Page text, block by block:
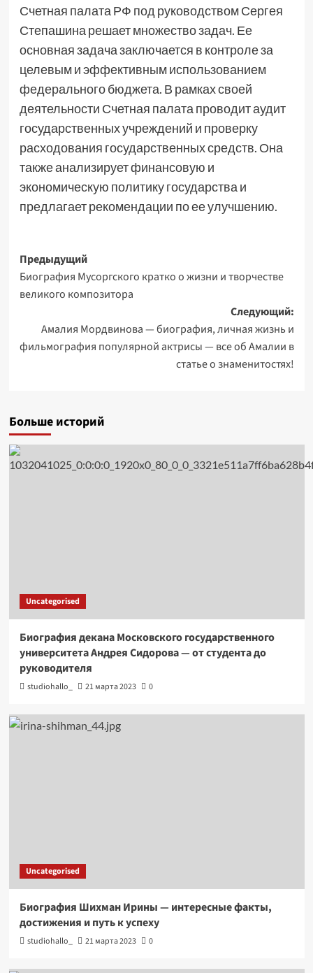
Счетная палата РФ под руководством Сергея
Степашина решает множество задач. Ее
основная задача заключается в контроле за
целевым и эффективным использованием
федерального бюджета. В рамках своей
деятельности Счетная палата проводит аудит
государственных учреждений и проверку
расходования государственных средств. Она
также анализирует финансовую и
экономическую политику государства и
предлагает рекомендации по ее улучшению.
Навигация
записи
Предыдущий
Биография Мусоргского кратко о жизни и творчестве
великого композитора
Следующий:
Амалия Мордвинова — биография, личная жизнь и
фильмография популярной актрисы — все об Амалии в
статье о знаменитостях!
Больше историй
Uncategorised
Биография декана Московского государственного
университета Андрея Сидорова — от студента до
руководителя
studiohallo_ 21 марта 2023 0
Uncategorised
Биография Шихман Ирины — интересные факты,
достижения и путь к успеху
studiohallo_ 21 марта 2023 0